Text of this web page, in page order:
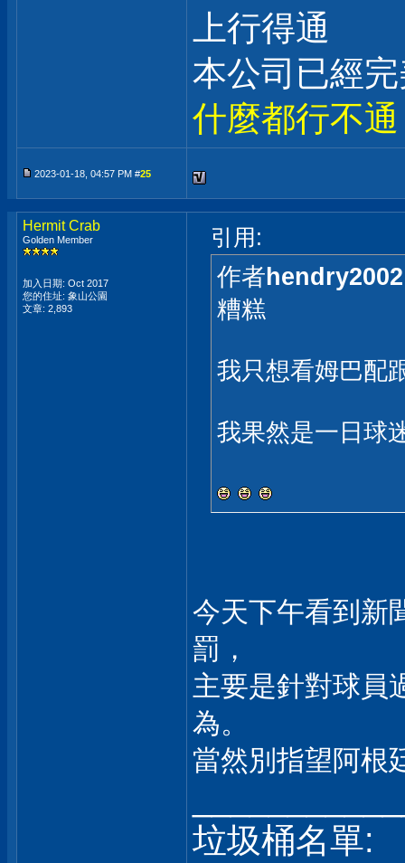
上行得通
本公司已經
什麼都行不
2023-01-18, 04:57 PM #25
Hermit Crab
Golden Member
加入日期: Oct 2017
您的住址: 象山公園
文章: 2,893
引用:
作者hendry2002
糟糕
我只想看姆巴配
我果然是一日球
今天下午看到新
罰，
主要是針對球員
為。
當然別指望阿根
垃圾桶名單: